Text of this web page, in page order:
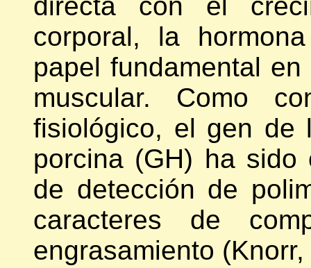
corporal, la
papel fundamental
muscular. Como
fisiológico, el gen de
porcina (GH) ha sido
de detección de
caracteres de
engrasamiento